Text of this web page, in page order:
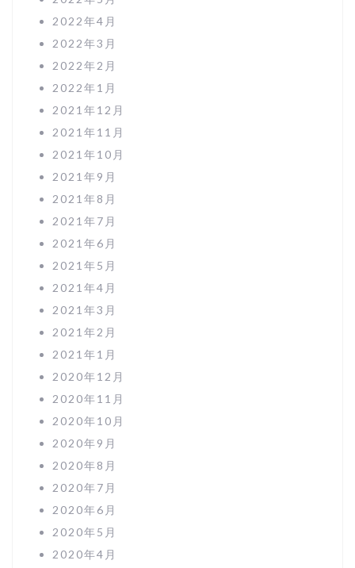
2022年4月
2022年3月
2022年2月
2022年1月
2021年12月
2021年11月
2021年10月
2021年9月
2021年8月
2021年7月
2021年6月
2021年5月
2021年4月
2021年3月
2021年2月
2021年1月
2020年12月
2020年11月
2020年10月
2020年9月
2020年8月
2020年7月
2020年6月
2020年5月
2020年4月